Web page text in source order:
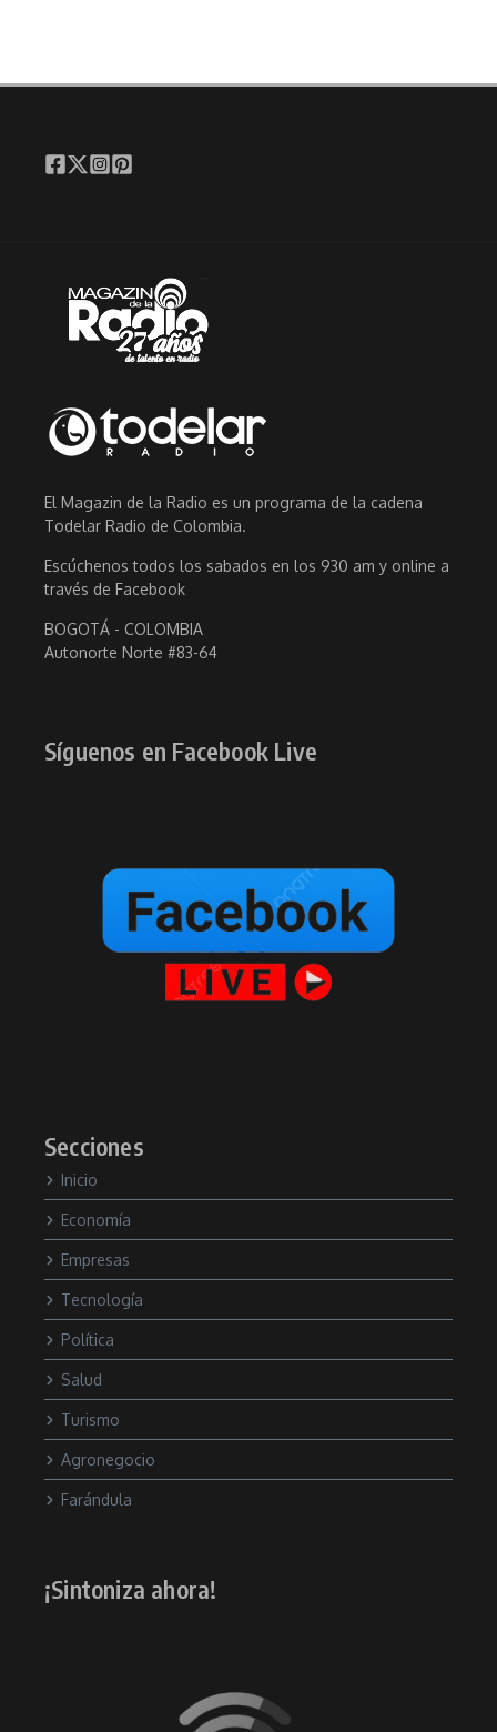
El Magazin de la Radio es un programa de la cadena
Todelar Radio de Colombia.
Escúchenos todos los sabados en los 930 am y online a
través de Facebook
BOGOTÁ - COLOMBIA
Autonorte Norte #83-64
Síguenos en Facebook Live
Secciones
Inicio
Economía
Empresas
Tecnología
Política
Salud
Turismo
Agronegocio
Farándula
¡Sintoniza ahora!